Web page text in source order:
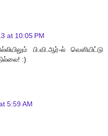
at 10:05 PM
பி.வி.ஆர்-ல் வெளியிட்டு
:)
5:59 AM